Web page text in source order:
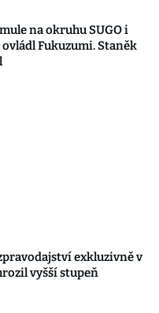
na okruhu SUGO i
Fukuzumi. Staněk
exkluzivně v
vyšší stupeň